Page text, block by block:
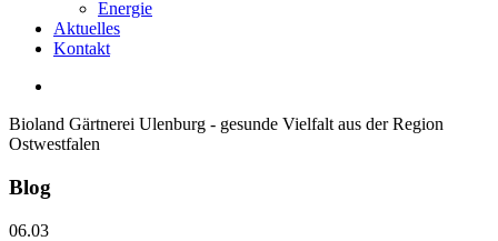
Energie
Aktuelles
Kontakt
Bioland Gärtnerei Ulenburg - gesunde Vielfalt aus der Region
Ostwestfalen
Blog
06.03